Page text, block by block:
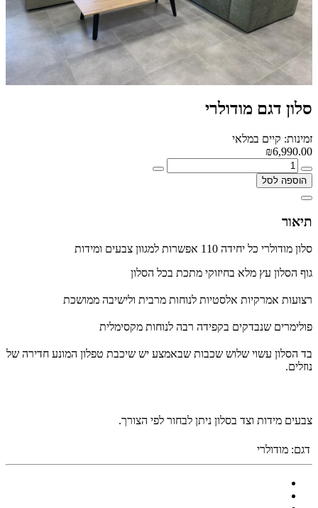
סלון דגם מודולרי
זמינות: קיים במלאי
₪6,990.00
הוספה לסל
תיאור
סלון מודולרי כל יחידה 110 אפשרות למגוון צבעים ומידות
גוף הסלון עץ מלא בחיזוקי מתכת בכל הסלון
רצועות אמרקיות אלסטיות לנוחות מרבית ולישיבה ממושכת
פולימרים שנבדקים בקפידה רבה לנוחות מקסימלית
בד הסלון עשוי שלוש שכבות שבאמצע יש שיכבת טפלון המונע חדירה של
נוזלים.
צבעים מידות וצד בסלון ניתן לבחור לפי הצורך.
דגם: מודולרי